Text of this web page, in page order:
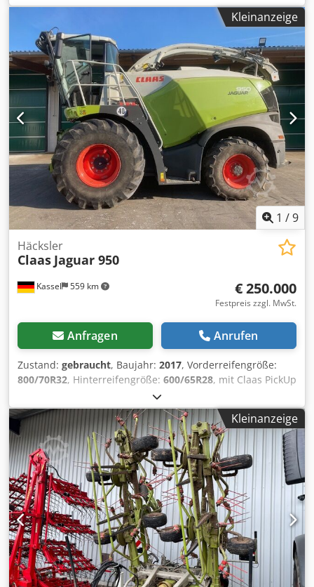
Kleinanzeige
1 /9
Kassel 559 km
Häcksler
Claas Jaguar 950
€ 250.000
Festpreis zzgl. MwSt.
Anfragen Anrufen
Zustand: gebraucht, Baujahr: 2017, Vorderreifengröße:
800/70R32, Hinterreifengröße: 600/65R28, mit Claas PickUp
300 mit Claas Orbis 7,50m Mercedes Motor 430kW, 585PS
36 / Messertrommel Korncracker Auto Fill
Reifendruckregelanlage Rückfahrtkamera /
Siliermittelanlage / Csdpfotpgm Eex Agveha
Kleinanzeige